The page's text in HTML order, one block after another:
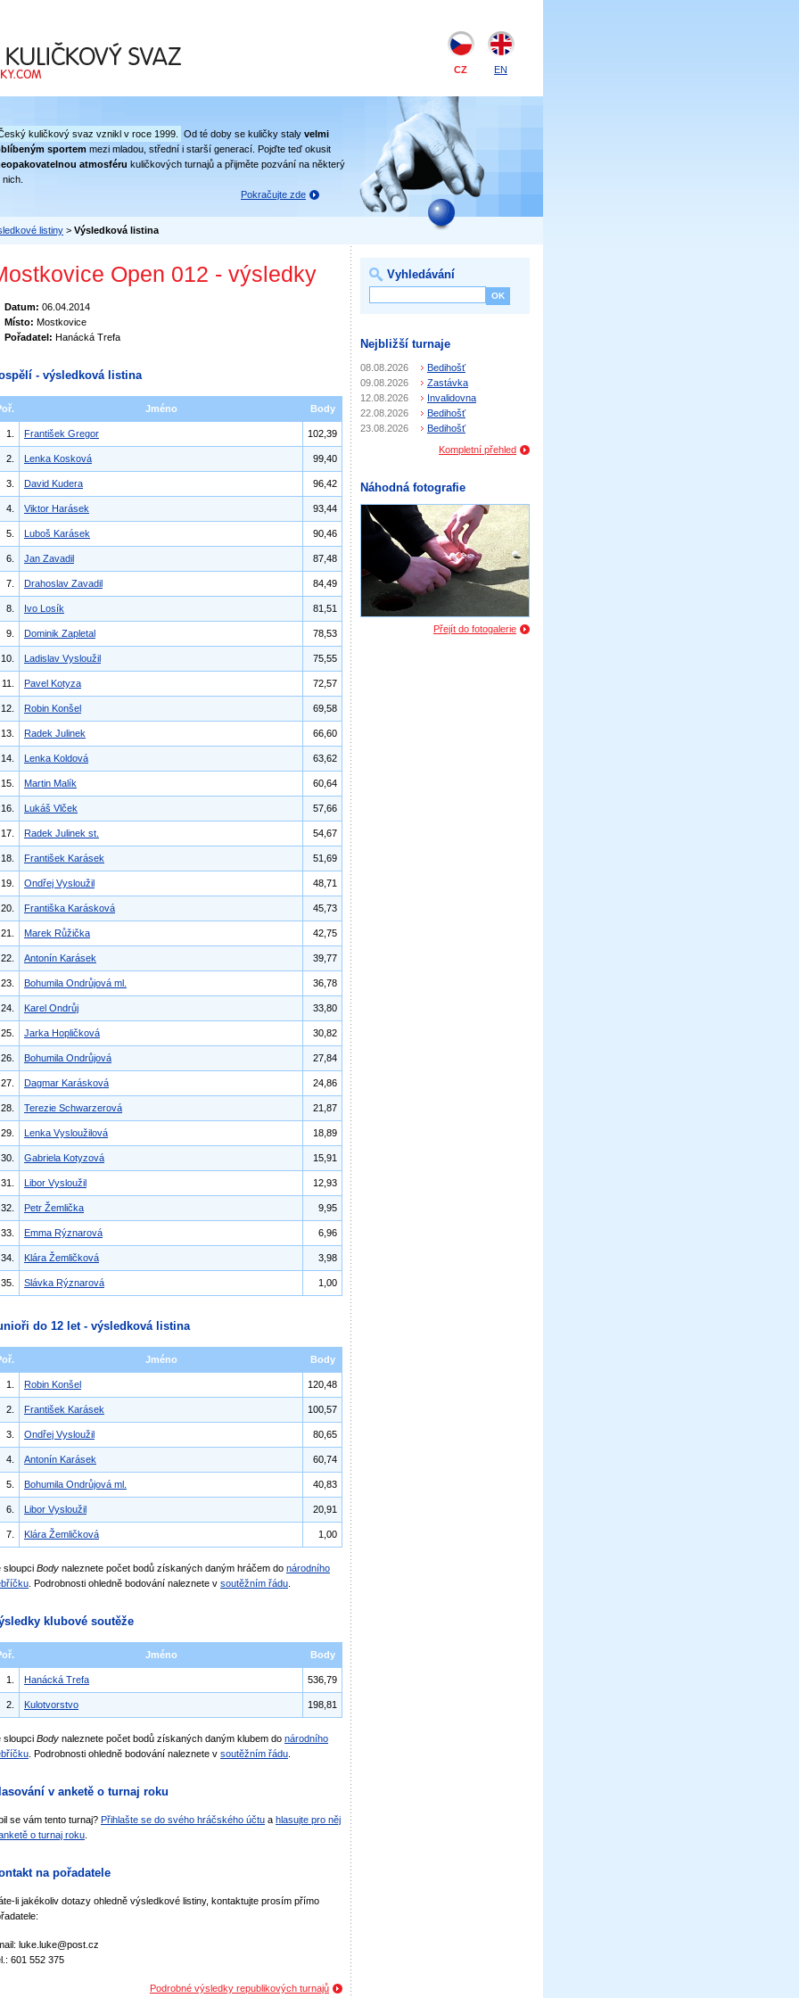
CZ EN
kuličkový svaz vznikl v roce 1999. Od té doby se kuličky staly velmi
sportem mezi mladou, střední i starší generací. Pojďte teď okusit
atmosféru kuličkových turnajů a přijměte pozvání na některý
nich.
Pokračujte zde
listiny > Výsledková listina
Open 012 - výsledky
Datum: 06.04.2014
Místo: Mostkovice
Pořadatel: Hanácká Trefa
- výsledková listina
Jméno Body
1. František Gregor 102,39
2. Lenka Kosková 99,40
3. David Kudera 96,42
4. Viktor Harásek 93,44
5. Luboš Karásek 90,46
6. Jan Zavadil 87,48
7. Drahoslav Zavadil 84,49
8. Ivo Losík 81,51
9. Dominik Zapletal 78,53
10. Ladislav Vysloužil 75,55
11. Pavel Kotyza 72,57
12. Robin Konšel 69,58
13. Radek Julinek 66,60
14. Lenka Koldová 63,62
15. Martin Malík 60,64
16. Lukáš Vlček 57,66
17. Radek Julinek st. 54,67
18. František Karásek 51,69
19. Ondřej Vysloužil 48,71
20. Františka Karásková 45,73
21. Marek Růžička 42,75
22. Antonín Karásek 39,77
23. Bohumila Ondrůjová ml. 36,78
24. Karel Ondrůj 33,80
25. Jarka Hopličková 30,82
26. Bohumila Ondrůjová 27,84
27. Dagmar Karásková 24,86
28. Terezie Schwarzerová 21,87
29. Lenka Vysloužilová 18,89
30. Gabriela Kotyzová 15,91
31. Libor Vysloužil 12,93
32. Petr Žemlička 9,95
33. Emma Rýznarová 6,96
34. Klára Žemličková 3,98
35. Slávka Rýznarová 1,00
do 12 let - výsledková listina
Jméno Body
1. Robin Konšel 120,48
2. František Karásek 100,57
3. Ondřej Vysloužil 80,65
4. Antonín Karásek 60,74
5. Bohumila Ondrůjová ml. 40,83
6. Libor Vysloužil 20,91
7. Klára Žemličková 1,00
sloupci Body naleznete počet bodů získaných daným hráčem do národního
. Podrobnosti ohledně bodování naleznete v soutěžním řádu
klubové soutěže
Jméno Body
1. Hanácká Trefa 536,79
2. Kulotvorstvo 198,81
sloupci Body naleznete počet bodů získaných daným klubem do národního
. Podrobnosti ohledně bodování naleznete v soutěžním řádu
v anketě o turnaj roku
se vám tento turnaj? Přihlašte se do svého hráčského účtu a hlasujte pro něj
o turnaj roku
na pořadatele
li jakékoliv dotazy ohledně výsledkové listiny, kontaktujte prosím přímo
luke.luke@post.cz
601 552 375
Podrobné výsledky republikových turnajů
Vyhledávání
Nejbližší turnaje
08.08.2026
Bedihošť
09.08.2026
Zastávka
12.08.2026
Invalidovna
22.08.2026
Bedihošť
23.08.2026
Bedihošť
Kompletní přehled
Náhodná fotografie
Přejít do fotogalerie